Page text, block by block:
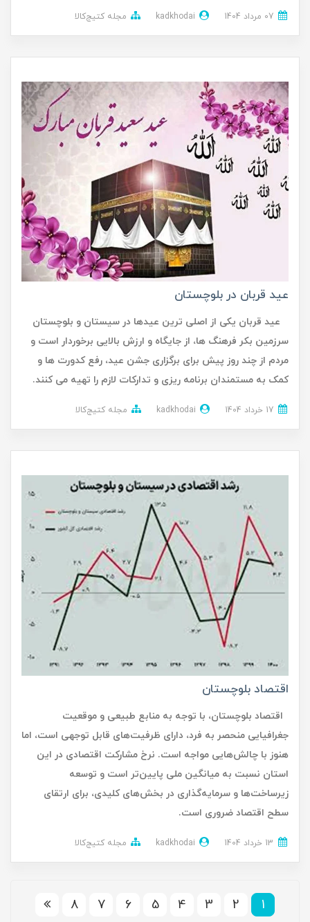
kadkhodai مجله کتیج‌کالا
عید قربان در بلوچستان
عید قربان یکی از اصلی ترین عیدها در سیستان و بلوچستان
سرزمین بکر فرهنگ ها، از جایگاه و ارزش بالایی برخوردار است و
مردم از چند روز پیش برای برگزاری جشن عید، رفع کدورت ها و
کمک به مستمندان برنامه ریزی و تدارکات لازم را تهیه می کنند.
kadkhodai مجله کتیج‌کالا
اقتصاد بلوچستان
اقتصاد بلوچستان، با توجه به منابع طبیعی و موقعیت
جغرافیایی منحصر به فرد، دارای ظرفیت‌های قابل توجهی است، اما
هنوز با چالش‌هایی مواجه است. نرخ مشارکت اقتصادی در این
استان نسبت به میانگین ملی پایین‌تر است و توسعه
زیرساخت‌ها و سرمایه‌گذاری در بخش‌های کلیدی، برای ارتقای
سطح اقتصاد ضروری است.
kadkhodai مجله کتیج‌کالا
1
2
3
4
5
6
7
8